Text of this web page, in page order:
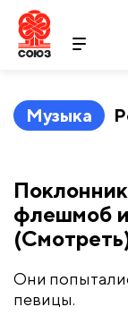
Музыка
флешмоб и
Они
певицы.